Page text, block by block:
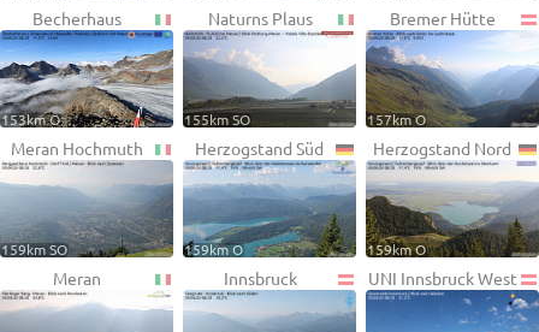
Becherhaus
153km O
Naturns Plaus
155km SO
Bremer Hütte
157km O
Meran Hochmuth
159km SO
Herzogstand Süd
159km O
Herzogstand Nord
159km O
Meran Innsbruck UNI Innsbruck West